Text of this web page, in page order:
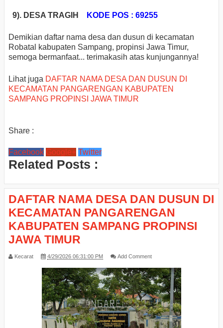
9). DESA TRAGIH KODE POS : 69255
Demikian daftar nama desa dan dusun di kecamatan
Robatal kabupaten Sampang, propinsi Jawa Timur,
semoga bermanfaat... terimakasih atas kunjungannya!
Lihat juga DAFTAR NAMA DESA DAN DUSUN DI
KECAMATAN PANGARENGAN KABUPATEN
SAMPANG PROPINSI JAWA TIMUR
Share :
Facebook Google+ Twitter
Related Posts :
DAFTAR NAMA DESA DAN DUSUN DI
KECAMATAN PANGARENGAN
KABUPATEN SAMPANG PROPINSI
JAWA TIMUR
Kecarat 4/29/2026 06:31:00 PM Add Comment